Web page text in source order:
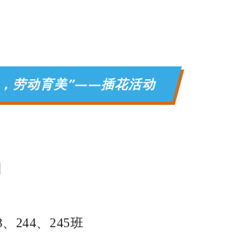
，劳动育美”——插花活动
244
245班